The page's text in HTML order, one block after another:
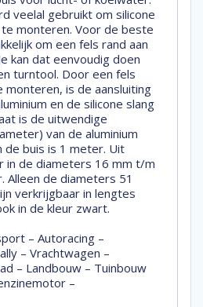
veelal gebruikt om silicone
te monteren. Voor de beste
om een fels rand aan
kan dat eenvoudig doen
turntool. Door een fels
monteren, is de aansluiting
en de silicone slang
is de uitwendige
van de aluminium
de buis is 1 meter. Uit
in de diameters 16 mm t/m
Alleen de diameters 51
verkrijgbaar in lengtes
in de kleur zwart.
– Autoracing –
– Vrachtwagen –
– Landbouw – Tuinbouw
–